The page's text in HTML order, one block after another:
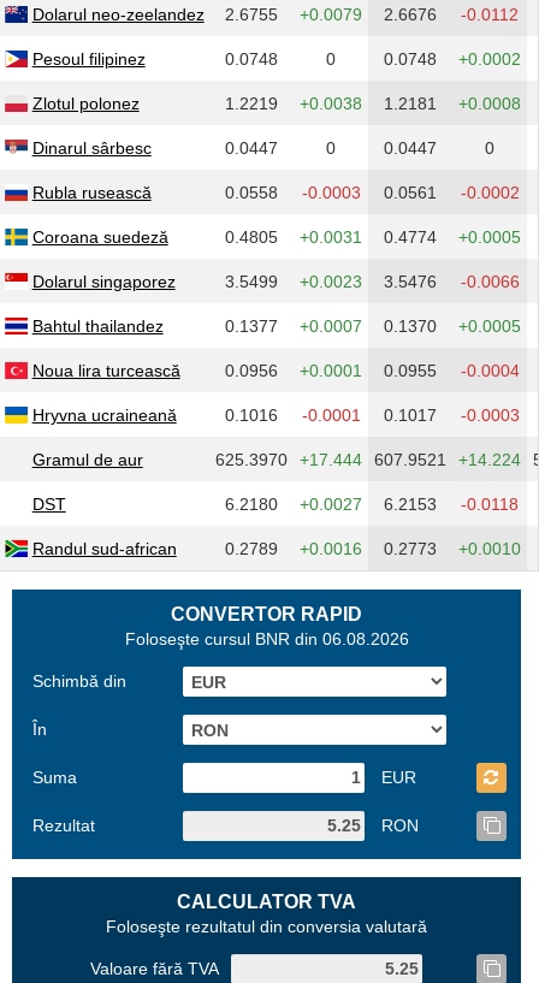
Dolarul neo-zeelandez 2.6755 +0.0079 2.6676 -0.0112
Pesoul filipinez 0.0748 0 0.0748 +0.0002
Zlotul polonez 1.2219 +0.0038 1.2181 +0.0008
Dinarul sârbesc 0.0447 0 0.0447 0
Rubla rusească 0.0558 -0.0003 0.0561 -0.0002
Coroana suedeză 0.4805 +0.0031 0.4774 +0.0005
Dolarul singaporez 3.5499 +0.0023 3.5476 -0.0066
Bahtul thailandez 0.1377 +0.0007 0.1370 +0.0005
Noua lira turcească 0.0956 +0.0001 0.0955 -0.0004
Hryvna ucraineană 0.1016 -0.0001 0.1017 -0.0003
Gramul de aur 625.3970 +17.444 607.9521 +14.224
DST 6.2180 +0.0027 6.2153 -0.0118
Randul sud-african 0.2789 +0.0016 0.2773 +0.0010
CONVERTOR RAPID
Foloseşte cursul BNR din 06.08.2026
Schimbă din
În
Suma EUR
Rezultat RON
CALCULATOR TVA
Foloseşte rezultatul din conversia valutară
Valoare fără TVA